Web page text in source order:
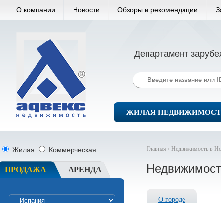
О компании Новости Обзоры и рекомендации
Департамент
ЖИЛАЯ
Главная › Недвижимость в
О городе
Жилая Коммерческая
ПРОДАЖА АРЕНДА